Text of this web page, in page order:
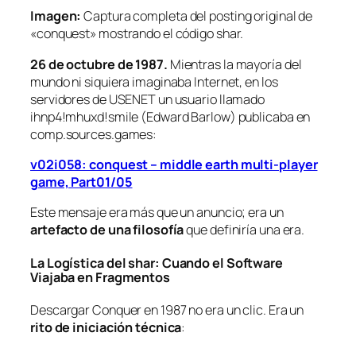
Imagen: Captura completa del posting original de
«conquest» mostrando el código shar.
26 de octubre de 1987. Mientras la mayoría del
mundo ni siquiera imaginaba Internet, en los
servidores de USENET un usuario llamado
ihnp4!mhuxd!smile (Edward Barlow) publicaba en
comp.sources.games:
v02i058: conquest – middle earth multi-player
game, Part01/05
Este mensaje era más que un anuncio; era un
artefacto de una filosofíaque definiría una era.
La Logística delshar: Cuando el Software
Viajaba en Fragmentos
Descargar Conquer en 1987 no era un clic. Era un
rito de iniciación técnica: